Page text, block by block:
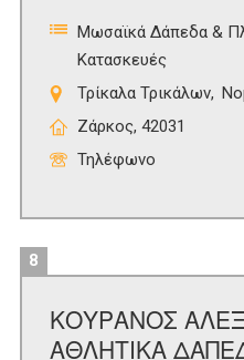
Μωσαϊκά Δάπεδα &
Κατασκευές
Τρίκαλα Τρικάλων
Ζάρκος, 42031
Τηλέφωνο
8
ΚΟΥΡΑΝΟΣ
ΑΘΛΗΤΙΚΑ